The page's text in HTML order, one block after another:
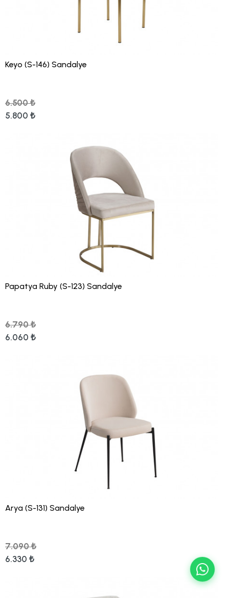
Keyo (S-146) Sandalye
6.500 ₺
5.800 ₺
Papatya Ruby (S-123) Sandalye
6.790 ₺
6.060 ₺
Arya (S-131) Sandalye
7.090 ₺
6.330 ₺